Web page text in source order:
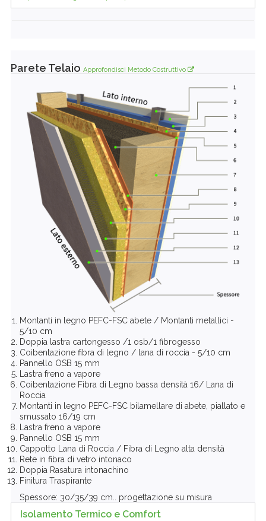
Parete Telaio Approfondisci Metodo Costruttivo
Montanti in legno PEFC-FSC abete / Montanti metallici -
5/10 cm
Doppia lastra cartongesso /1 osb/1 fibrogesso
Coibentazione fibra di legno / lana di roccia - 5/10 cm
Pannello OSB 15 mm
Lastra freno a vapore
Coibentazione Fibra di Legno bassa densità 16/ Lana di
Roccia
Montanti in legno PEFC-FSC bilamellare di abete, piallato e
smussato 16/19 cm
Lastra freno a vapore
Pannello OSB 15 mm
Cappotto Lana di Roccia / Fibra di Legno alta densità
Rete in fibra di vetro intonaco
Doppia Rasatura intonachino
Finitura Traspirante
Spessore: 30/35/39 cm.. progettazione su misura
Isolamento Termico e Comfort